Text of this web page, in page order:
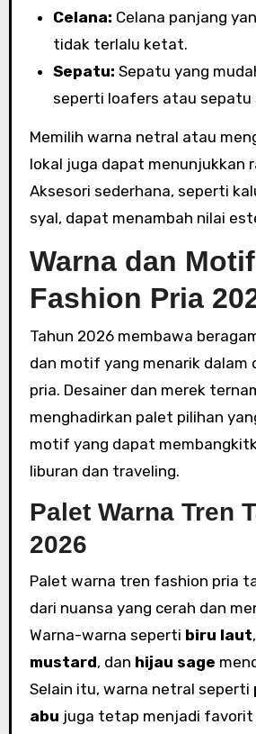
Celana: Celana panjang
tidak terlalu ketat.
Sepatu: Sepatu yang
seperti loafers atau sepatu
Memilih warna netral atau
lokal juga dapat menunjukkan
Aksesori sederhana, seperti
syal, dapat menambah nilai
Warna dan
Fashion Pria
Tahun 2026 membawa
dan motif yang menarik dalam
pria. Desainer dan merek
menghadirkan palet pilihan
motif yang dapat
liburan dan traveling.
Palet Warna Tren
2026
Palet warna tren fashion pria
dari nuansa yang cerah dan
Warna-warna seperti biru laut,
mustard, dan hijau sage
Selain itu, warna netral seperti
abu juga tetap menjadi